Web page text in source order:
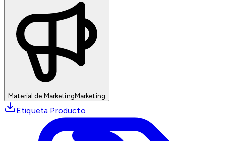
Material de MarketingMarketing
Etiqueta Producto